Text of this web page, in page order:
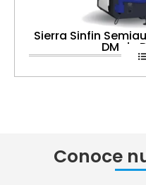
Sierra Sinfin
DM de
Conoce